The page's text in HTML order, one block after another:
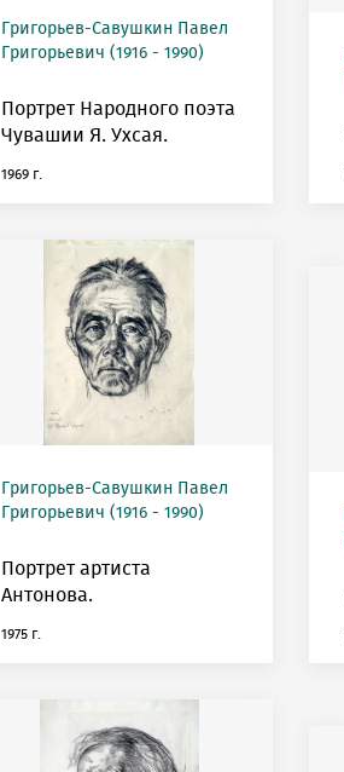
Григорьев-Савушкин Павел
Григорьевич (1916 - 1990)
Портрет Народного поэта
Чувашии Я. Ухсая.
1969 г.
Григорьев-Савушкин Павел
Григорьевич (1916 - 1990)
Портрет артиста
Антонова.
1975 г.